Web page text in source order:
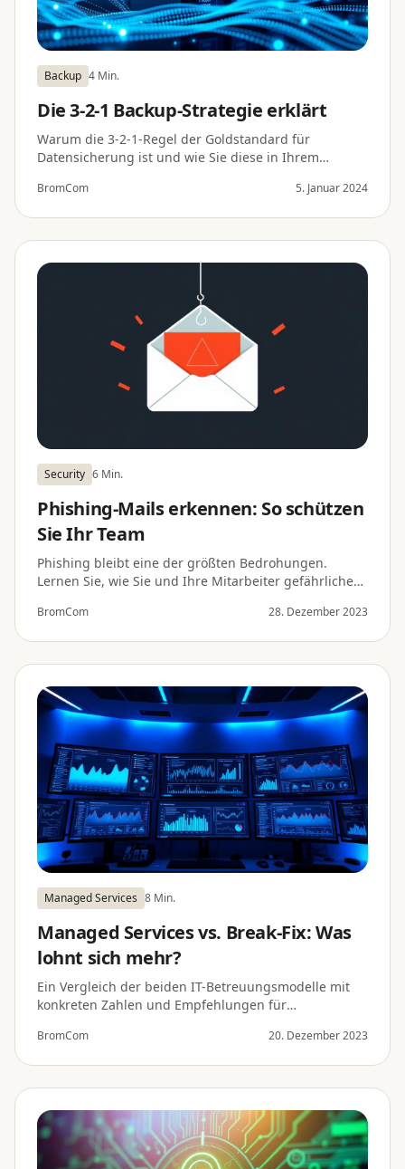
Backup 4 Min.
Die 3-2-1 Backup-Strategie erklärt
Warum die 3-2-1-Regel der Goldstandard für
Datensicherung ist und wie Sie diese in Ihrem
BromCom 5. Januar 2024
Security 6 Min.
Phishing-Mails erkennen: So schützen
Sie Ihr Team
Phishing bleibt eine der größten Bedrohungen.
Lernen Sie, wie Sie und Ihre Mitarbeiter gefährliche
BromCom 28. Dezember 2023
Managed Services 8 Min.
Managed Services vs. Break-Fix: Was
lohnt sich mehr?
Ein Vergleich der beiden IT-Betreuungsmodelle mit
konkreten Zahlen und Empfehlungen für
BromCom 20. Dezember 2023